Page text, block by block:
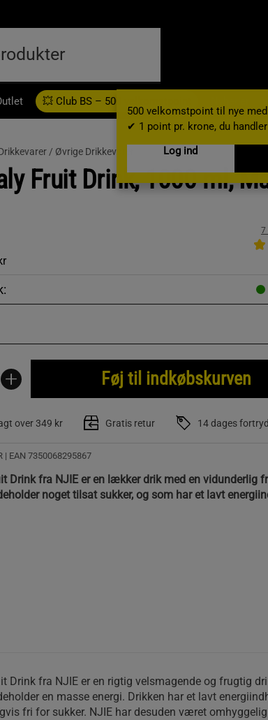
500 velkomstpoint til nye
✔ 1 point pr. krone, du
Log ind
💥 Club BS – 500 velkomstpoint
/ Øvrige Drikkevarer
Fruit Drink, 1000 ml,
7
Føj til indkøbskurven
over 349 kr Gratis retur 14 dages
| EAN 7350068295867
Drink fra NJIE er en lækker drik med en vidunderlig
noget tilsat sukker, og som har et lavt
Drink fra NJIE er en rigtig velsmagende og frugtig
en masse energi. Drikken har et lavt
fri for sukker. NJIE har desuden været omhyggelig